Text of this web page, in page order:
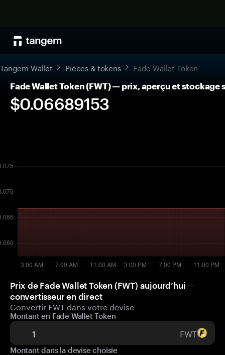
Tangem Wallet Pièces & tokens Fade Wallet Token
Fade Wallet Token (FWT) — prix, aperçu et stockage
$0.06689153
Prix de Fade Wallet Token (FWT) aujourd’hui —
convertisseur en direct
Convertir FWT dans votre devise
Montant en Fade Wallet Token
FWT
Montant dans la devise choisie